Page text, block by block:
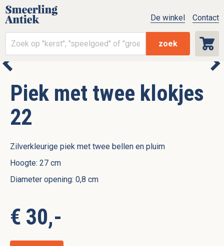
zoek
De winkel Contact
Piek met twee klokjes
22
Zilverkleurige piek met twee bellen en pluim
Hoogte: 27 cm
Diameter opening: 0,8 cm
€ 30,-